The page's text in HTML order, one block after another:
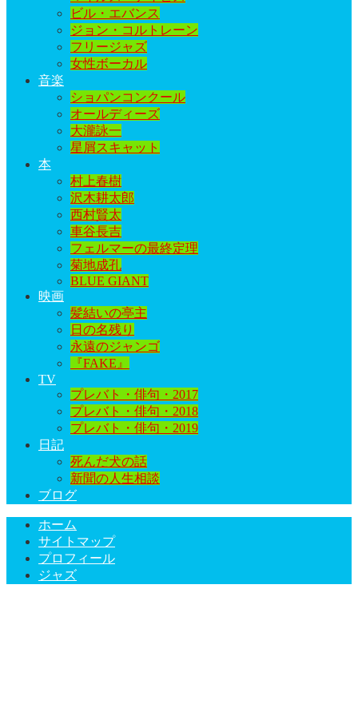
ビル・エバンス
ジョン・コルトレーン
フリージャズ
女性ボーカル
音楽
ショパンコンクール
オールディーズ
大瀧詠一
星屑スキャット
本
村上春樹
沢木耕太郎
西村賢太
車谷長吉
フェルマーの最終定理
菊地成孔
BLUE GIANT
映画
髪結いの亭主
日の名残り
永遠のジャンゴ
『FAKE』
TV
プレバト・俳句・2017
プレバト・俳句・2018
プレバト・俳句・2019
日記
死んだ犬の話
新聞の人生相談
ブログ
ホーム
サイトマップ
プロフィール
ジャズ